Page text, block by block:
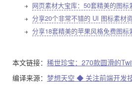
网页素材大宝库：50套精美的图标
分享20个非常不错的 UI 图标素材
分享18套精美的苹果风格免费图标
本文链接： 稀世珍宝：270款圆滑的
编译来源： 梦想天空 ◆ 关注前端开发